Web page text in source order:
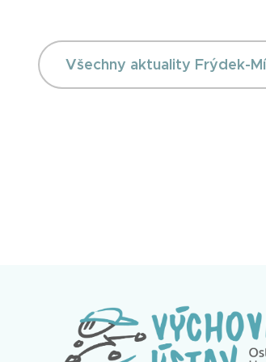
Všechny aktuality Frýdek-